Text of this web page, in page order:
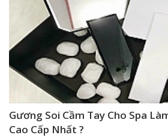
Gương Soi Cầm Tay Cho Spa
Cao Cấp Nhất ?